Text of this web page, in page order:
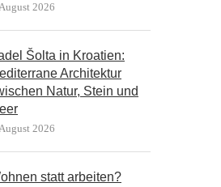
2026
Šolta in Kroatien:
Architektur
Natur, Stein und
2026
statt arbeiten?